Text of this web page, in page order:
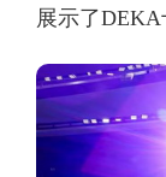
展示了DEKA